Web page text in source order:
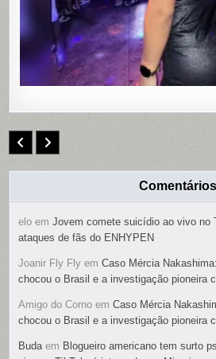
Comentários
elo emJovem comete suicídio ao vivo no
ataques de fãs do ENHYPEN
Joanir Fly Fly emCaso Mércia
chocou o Brasil e a investigação pioneira
Amigo do Corno emCaso Mércia
chocou o Brasil e a investigação pioneira
Budaem Blogueiro americano tem surto